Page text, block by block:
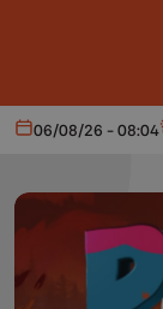
Aujourd'hui
06/08/26 - 08:04